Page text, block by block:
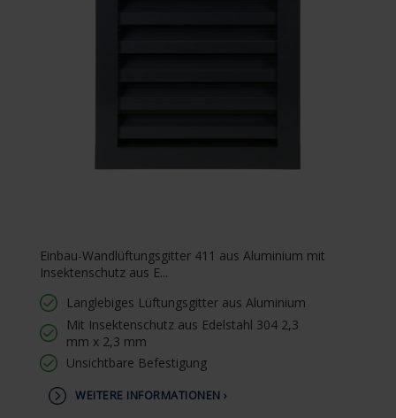
Einbau-Wandlüftungsgitter 411 aus Aluminium mit
Insektenschutz aus E...
Langlebiges Lüftungsgitter aus Aluminium
Mit Insektenschutz aus Edelstahl 304 2,3
mm x 2,3 mm
Unsichtbare Befestigung
WEITERE INFORMATIONEN ›